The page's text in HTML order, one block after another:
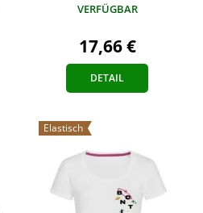
VERFÜGBAR
17,66 €
DETAIL
Elastisch